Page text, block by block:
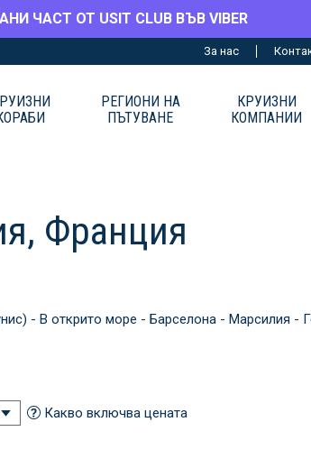
ЧАСТ ОТ USIT CLUB ВЪВ VIBER
За нас
РЕГИОНИ НА
ПЪТУВАНЕ
КРУИЗНИ
КОМПАНИИ
Франция
- В открито море - Барселона - Марсилия -
Какво включва цената